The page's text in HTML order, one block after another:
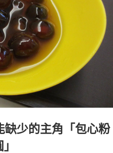
缺少的主角「包心粉